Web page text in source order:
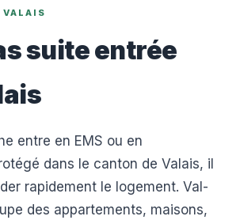
VALAIS
suite entrée
entre en EMS ou en
dans le canton de Valais, il
rapidement le logement. Val-
des appartements, maisons,